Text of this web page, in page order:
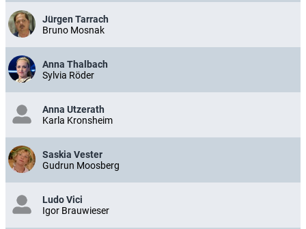
Jürgen Tarrach
Bruno Mosnak
Anna Thalbach
Sylvia Röder
Anna Utzerath
Karla Kronsheim
Saskia Vester
Gudrun Moosberg
Ludo Vici
Igor Brauwieser